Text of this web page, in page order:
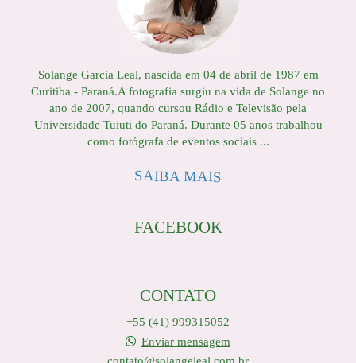
Solange Garcia Leal, nascida em 04 de abril de 1987 em
Curitiba - Paraná.A fotografia surgiu na vida de Solange no
ano de 2007, quando cursou Rádio e Televisão pela
Universidade Tuiuti do Paraná. Durante 05 anos trabalhou
como fotógrafa de eventos sociais ...
SAIBA MAIS
FACEBOOK
CONTATO
+55 (41) 999315052
Enviar mensagem
contato@solangeleal.com.br